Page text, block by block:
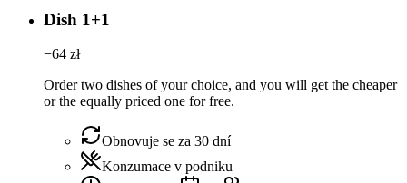
Dish 1+1
−64 zł
Order two dishes of your choice, and you will get the cheaper
or the equally priced one for free.
Obnovuje se za 30 dní
Konzumace v podniku